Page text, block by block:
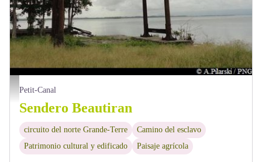
l'ancien port de Beautiran - PNG
Petit-Canal
Sendero Beautiran
circuito del norte Grande-Terre
Camino del esclavo
Patrimonio cultural y edificado
Paisaje agrícola